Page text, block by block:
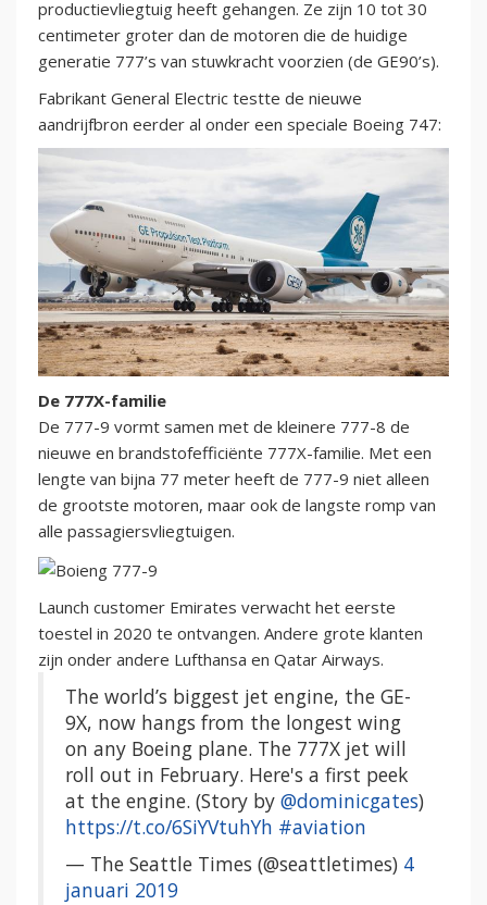
productievliegtuig heeft gehangen. Ze zijn 10 tot 30
centimeter groter dan de motoren die de huidige
generatie 777’s van stuwkracht voorzien (de GE90’s).
Fabrikant General Electric testte de nieuwe
aandrijfbron eerder al onder een speciale Boeing 747:
De 777X-familie
De 777-9 vormt samen met de kleinere 777-8 de
nieuwe en brandstofefficiënte 777X-familie. Met een
lengte van bijna 77 meter heeft de 777-9 niet alleen
de grootste motoren, maar ook de langste romp van
alle passagiersvliegtuigen.
Launch customer Emirates verwacht het eerste
toestel in 2020 te ontvangen. Andere grote klanten
zijn onder andere Lufthansa en Qatar Airways.
The world’s biggest jet engine, the GE-
9X, now hangs from the longest wing
on any Boeing plane. The 777X jet will
roll out in February. Here's a first peek
at the engine. (Story by @dominicgates)
https://t.co/6SiYVtuhYh #aviation
— The Seattle Times (@seattletimes) 4
januari 2019